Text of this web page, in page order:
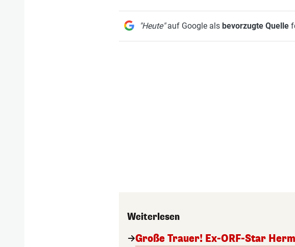
"Heute"auf Google als bevorzugte Quelle
Weiterlesen
Große Trauer! Ex-ORF-Star